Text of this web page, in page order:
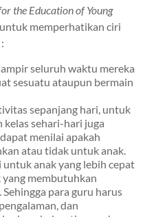
the Education of Young
memperhatikan ciri
seluruh waktu mereka
sesuatu ataupun bermain
sepanjang hari, untuk
sehari-hari juga
menilai apakah
atau tidak untuk anak.
anak yang lebih cepat
yang membutuhkan
para guru harus
dan